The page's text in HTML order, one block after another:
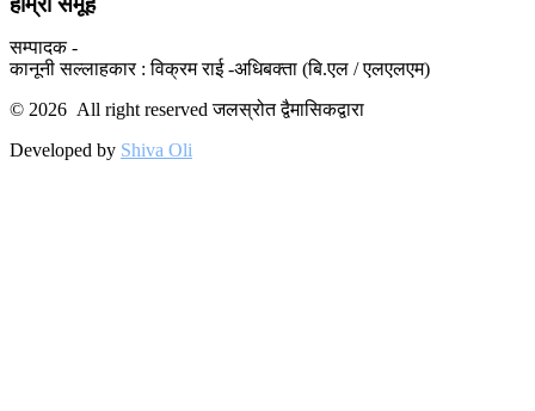
सम्पादक -
कानूनी सल्लाहकार : विक्रम राई -अधिबक्ता (बि.एल / एलएलएम)
© 2026 All right reserved जलस्रोत द्वैमासिकद्वारा
Developed by Shiva Oli